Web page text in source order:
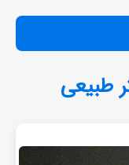
طبیعی